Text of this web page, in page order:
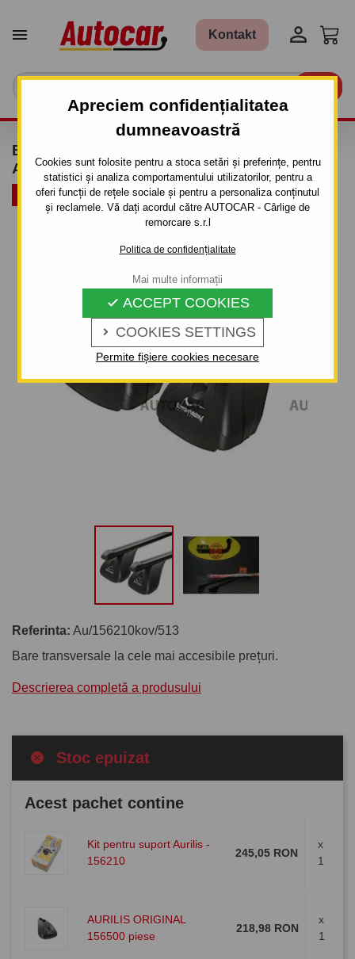
Apreciem confidențialitatea
dumneavoastră
Cookies sunt folosite pentru a stoca setări și preferințe, pentru
statistici și analiza comportamentului utilizatorilor, pentru a
oferi funcții de rețele sociale și pentru a personaliza conținutul
și reclamele. Vă dați acordul către AUTOCAR - Cârlige de
remorcare s.r.l
Politica de confidențialitate
 COOKIES SETTINGS
 ACCEPT COOKIES
Permite fișiere cookies necesare
Mai multe informații
 Kontakt 
BARE TRANSVERSALE GREEN VALLEY -
AURILIS -OȚEL
PACHET
Referinta: Au/156210kov/513
Bare transversale la cele mai accesibile prețuri.
Descrierea completă a produsului
Stoc epuizat
Acest pachet contine
Kit pentru suport Aurilis -
156210
245,05 RON
x
1
AURILIS ORIGINAL
156500 piese
218,98 RON
x
1